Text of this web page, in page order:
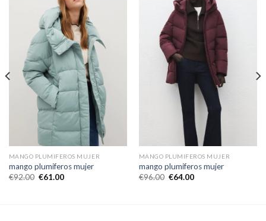
MANGO PLUMIFEROS MUJER
mango plumiferos mujer
€92.00 €61.00
MANGO PLUMIFEROS MUJER
mango plumiferos mujer
€96.00 €64.00